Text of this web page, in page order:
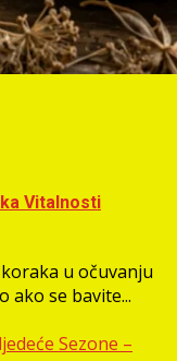
Vitalnosti
u očuvanju
ako se bavite...
Sezone –